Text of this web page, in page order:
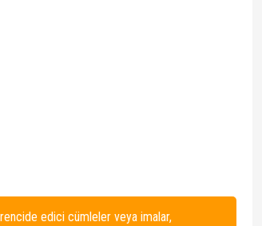
edici cümleler veya imalar,